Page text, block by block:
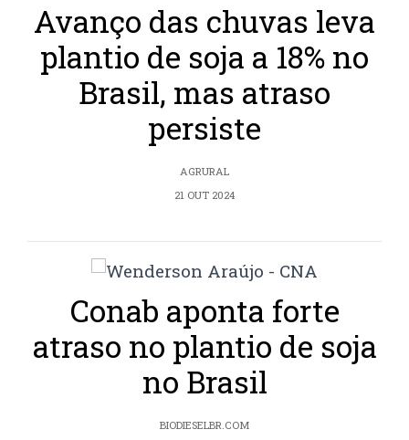
Avanço das chuvas leva
plantio de soja a 18% no
Brasil, mas atraso
persiste
AGRURAL
21 OUT 2024
Conab aponta forte
atraso no plantio de soja
no Brasil
BIODIESELBR.COM